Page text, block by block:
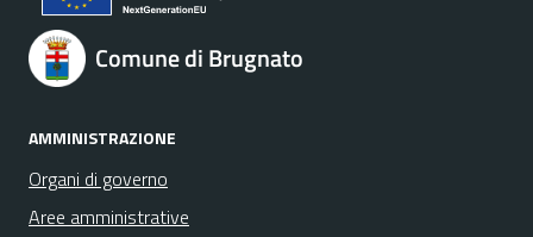
Comune di Brugnato
AMMINISTRAZIONE
Organi di governo
Aree amministrative